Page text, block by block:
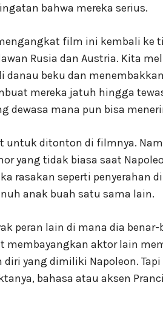
bahwa mereka serius.
film ini kembali ke
Rusia dan Austria. Kita
beku dan
mereka jatuh hingga
dewasa mana pun bisa
untuk ditonton di filmnya.
yang tidak biasa saat
rasakan seperti penyerahan
anak buah satu sama lain.
peran lain di mana dia benar-
aktor lain
yang dimiliki Napoleon.
bahasa atau aksen